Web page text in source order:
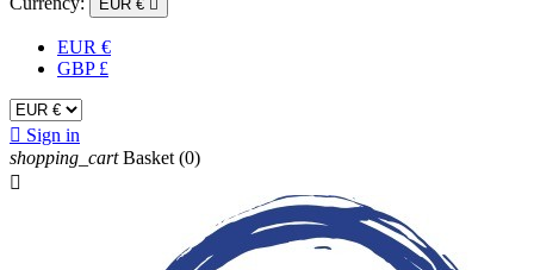
EUR € 
EUR €
GBP £
 Sign in
shopping_cart Basket (0)
